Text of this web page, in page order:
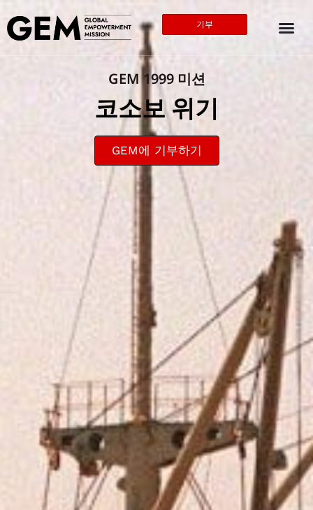
기부
GEM 1999 미션
코소보 위기
GEM에 기부하기